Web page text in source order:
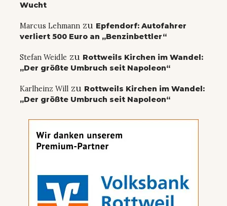
Wucht
Marcus Lehmann zu Epfendorf: Autofahrer
verliert 500 Euro an „Benzinbettler“
Stefan Weidle zu Rottweils Kirchen im Wandel:
„Der größte Umbruch seit Napoleon“
Karlheinz Will zu Rottweils Kirchen im Wandel:
„Der größte Umbruch seit Napoleon“